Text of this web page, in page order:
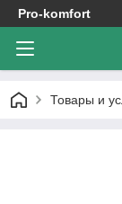
Pro-komfort
Товары и